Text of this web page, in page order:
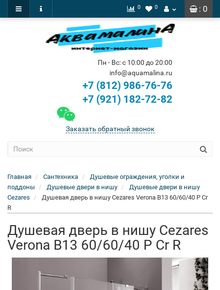
: 0
0 0
Пн - Вс: с 10:00 до 20:00
info@aquamalina.ru
+7 (812) 986-76-76
+7 (921) 182-72-82
Заказать обратный звонок
Главная Сантехника
Душевые ограждения, уголки и
поддоны
Душевые двери в нишу
Душевые двери в нишу
Cezares
Душевая дверь в нишу Cezares Verona B13 60/60/40 P Cr
R
Душевая дверь в нишу Cezares
Verona B13 60/60/40 P Cr R